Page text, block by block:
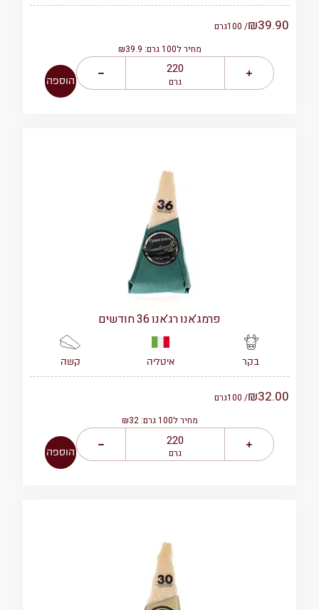
מחיר ל100 גרם: ₪39.9
₪39.90
/ 100 גרם
גרם הוספה
פרמג’אנו רג’אנו 36 חודשים
בקר איטליה קשה
מחיר ל100 גרם: ₪32
₪32.00
/ 100 גרם
גרם הוספה